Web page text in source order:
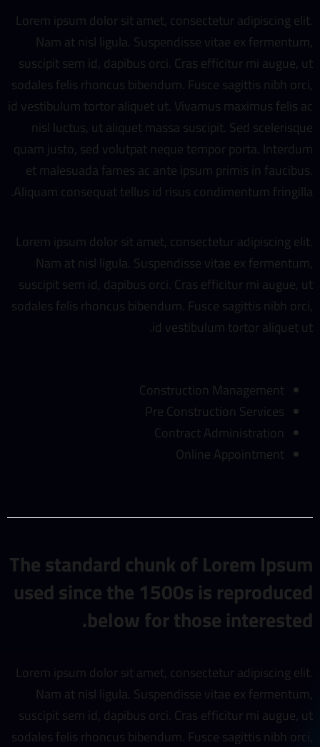
Lorem ipsum dolor sit amet, consectetur adipiscing elit.
Nam at nisl ligula. Suspendisse vitae ex fermentum,
suscipit sem id, dapibus orci. Cras efficitur mi augue, ut
sodales felis rhoncus bibendum. Fusce sagittis nibh orci,
id vestibulum tortor aliquet ut. Vivamus maximus felis ac
nisl luctus, ut aliquet massa suscipit. Sed scelerisque
quam justo, sed volutpat neque tempor porta. Interdum
et malesuada fames ac ante ipsum primis in faucibus.
Aliquam consequat tellus id risus condimentum fringilla.
Lorem ipsum dolor sit amet, consectetur adipiscing elit.
Nam at nisl ligula. Suspendisse vitae ex fermentum,
suscipit sem id, dapibus orci. Cras efficitur mi augue, ut
sodales felis rhoncus bibendum. Fusce sagittis nibh orci,
id vestibulum tortor aliquet ut.
Construction Management
Pre Construction Services
Contract Administration
Online Appointment
The standard chunk of Lorem Ipsum
used since the 1500s is reproduced
below for those interested.
Lorem ipsum dolor sit amet, consectetur adipiscing elit.
Nam at nisl ligula. Suspendisse vitae ex fermentum,
suscipit sem id, dapibus orci. Cras efficitur mi augue, ut
sodales felis rhoncus bibendum. Fusce sagittis nibh orci,